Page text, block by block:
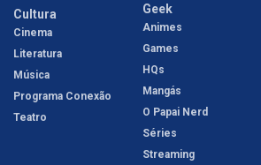
Cultura
Cinema
Literatura
Música
Programa Conexão
Teatro
Geek
Animes
Games
HQs
Mangás
O Papai Nerd
Séries
Streaming